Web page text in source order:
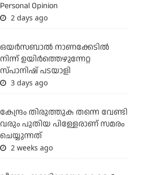
Personal Opinion
2 days ago
ഒയര്‍സബാൽ നാണക്കേടിൽ
നിന്ന് ഉയിർത്തെഴുന്നേറ്റ
സ്പാനിഷ് പടയാളി
3 days ago
കേന്ദ്രം തിരുത്തുക തന്നെ വേണ്ടി
വരും പുതിയ പിള്ളേരാണ് സമരം
ചെയ്യുന്നത്
2 weeks ago